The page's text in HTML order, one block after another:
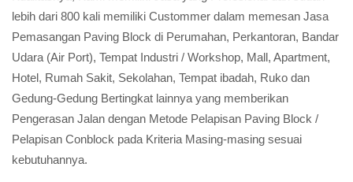
lebih dari 800 kali memiliki Custommer dalam memesan Jasa
Pemasangan Paving Block di Perumahan, Perkantoran, Bandar
Udara (Air Port), Tempat Industri / Workshop, Mall, Apartment,
Hotel, Rumah Sakit, Sekolahan, Tempat ibadah, Ruko dan
Gedung-Gedung Bertingkat lainnya yang memberikan
Pengerasan Jalan dengan Metode Pelapisan Paving Block /
Pelapisan Conblock pada Kriteria Masing-masing sesuai
kebutuhannya.